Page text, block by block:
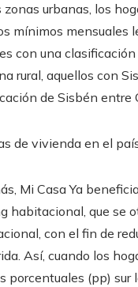
zonas urbanas, los
mínimos mensuales
con una
rural, aquellos con
de Sisbén entre
de vivienda en el
Mi Casa Ya
habitacional, que se
con el fin de
Así, cuando los
porcentuales (pp) sur